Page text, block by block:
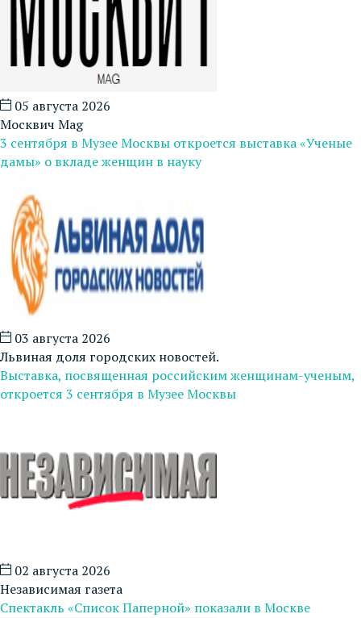
05 августа 2026
Москвич Mag
3 сентября в Музее Москвы откроется выставка «Ученые
дамы» о вкладе женщин в науку
03 августа 2026
Львиная доля городских новостей.
Выставка, посвященная российским женщинам-ученым,
откроется 3 сентября в Музее Москвы
02 августа 2026
Независимая газета
Спектакль «Список Паперной» показали в Москве